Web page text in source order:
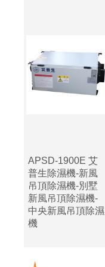
APSD-1900E 艾
普生除濕機-新風
吊頂除濕機-別墅
新風吊頂除濕機-
中央新風吊頂除濕
機